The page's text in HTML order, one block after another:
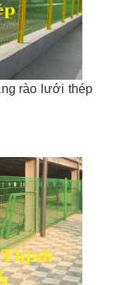
rào lưới thép